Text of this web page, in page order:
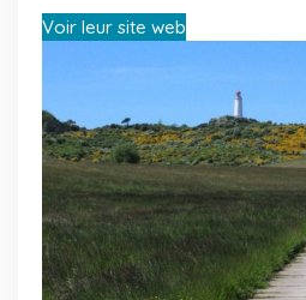
Voir leur site web